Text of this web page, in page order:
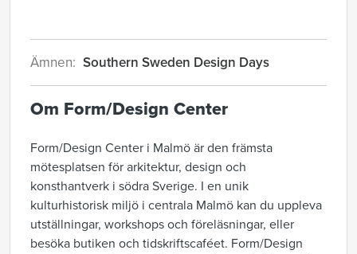
Ämnen: Southern Sweden Design Days
Om Form/Design Center
Form/Design Center i Malmö är den främsta
mötesplatsen för arkitektur, design och
konsthantverk i södra Sverige. I en unik
kulturhistorisk miljö i centrala Malmö kan du uppleva
utställningar, workshops och föreläsningar, eller
besöka butiken och tidskriftscaféet. Form/Design